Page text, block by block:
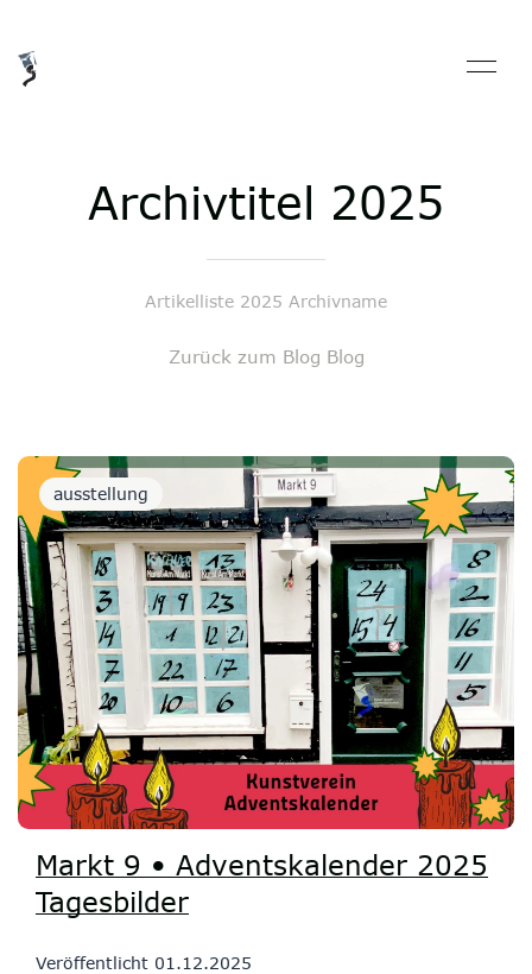
Archivtitel 2025
Artikelliste 2025 Archivname
Zurück zum Blog Blog
ausstellung
Markt 9 • Adventskalender 2025
Tagesbilder
Veröffentlicht 01.12.2025